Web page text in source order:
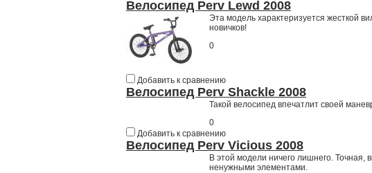
Велосипед Perv Lewd 2008
Эта модель характеризуется жесткой
новичков!
0
Добавить к сравнению
Велосипед Perv Shackle 2008
Такой велосипед впечатлит своей
0
Добавить к сравнению
Велосипед Perv Vicious 2008
В этой модели ничего лишнего. Точная,
ненужными элементами.